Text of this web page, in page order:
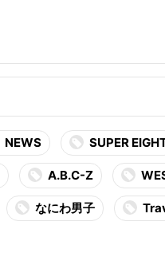
NEWS SUPER
A.B.C-Z
なにわ男子